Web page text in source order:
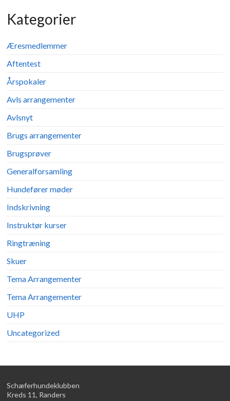
Kategorier
Æresmedlemmer
Aftentest
Årspokaler
Avls arrangementer
Avlsnyt
Brugs arrangementer
Brugsprøver
Generalforsamling
Hundefører møder
Indskrivning
Instruktør kurser
Ringtræning
Skuer
Tema Arrangementer
Tema Arrangementer
UHP
Uncategorized
Schæferhundeklubben
Kreds 11, Randers